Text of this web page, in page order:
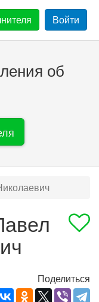
Войти
об
Поделиться